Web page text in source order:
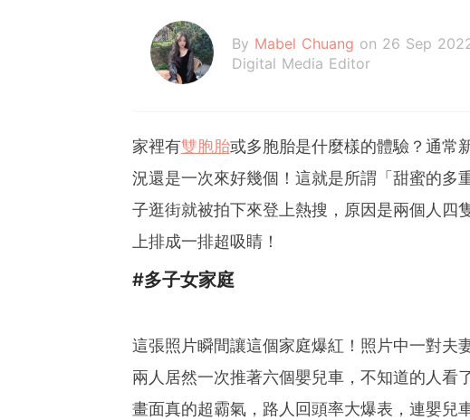
By Mabel Chuang on 26 Sep
Digital Media Editor
家裡有雙胞胎或多胞胎是什麼樣的體驗？通常
況還是一次來好幾個！這就是所謂「甜蜜的多
子逛街就被拍下來登上熱搜，原因是兩個人四
上排成一排超吸睛！
#多子女家庭
這張照片瞬間讓這個家庭爆紅！照片中一對夫
兩人居然一次推著六個嬰兒車，不知道的人看
畫面真的超霸氣，路人回頭率大爆表，連嬰兒